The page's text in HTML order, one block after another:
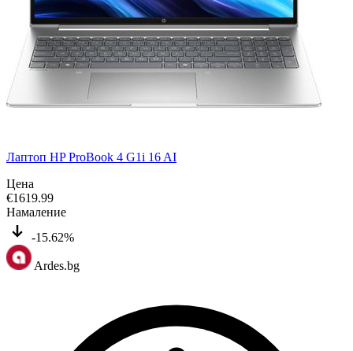
Лаптоп HP ProBook 4 G1i 16 AI
Цена
€1619.99
Намаление
-15.62%
Ardes.bg